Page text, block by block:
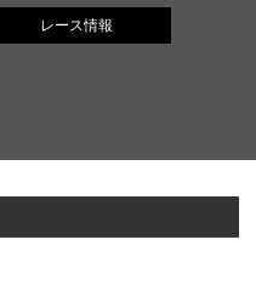
レース情報